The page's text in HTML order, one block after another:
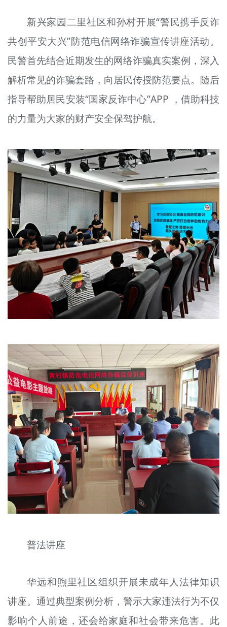
新兴家园二里社区和孙村开展“警民携手反诈
共创平安大兴”防范电信网络诈骗宣传讲座活动。
民警首先结合近期发生的网络诈骗真实案例，深入
解析常见的诈骗套路，向居民传授防范要点。随后
指导帮助居民安装“国家反诈中心”APP ，借助科技
的力量为大家的财产安全保驾护航。
普法讲座
华远和煦里社区组织开展未成年人法律知识
讲座。通过典型案例分析，警示大家违法行为不仅
影响个人前途，还会给家庭和社会带来危害。此